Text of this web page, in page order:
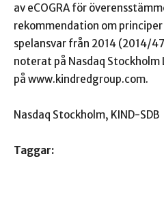
av eCOGRA för
rekommendation om
spelansvar från 2014 (2014/
noterat på Nasdaq Stockholm
på www.kindredgroup.com.
Nasdaq Stockholm, KIND-SDB
Taggar: